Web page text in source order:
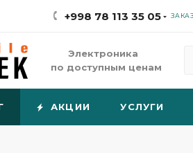
+998 78 113 35 05
Электроника
по доступным ценам
АКЦИИ УСЛУГИ